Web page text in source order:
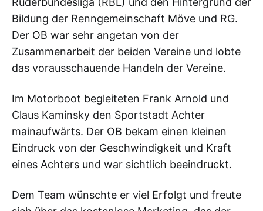
Bildung der Renngemeinschaft Möve und RG.
Der OB war sehr angetan von der
Zusammenarbeit der beiden Vereine und lobte
das vorausschauende Handeln der Vereine.
Im Motorboot begleiteten Frank Arnold und
Claus Kaminsky den Sportstadt Achter
mainaufwärts. Der OB bekam einen kleinen
Eindruck von der Geschwindigkeit und Kraft
eines Achters und war sichtlich beeindruckt.
Dem Team wünschte er viel Erfolgt und freute